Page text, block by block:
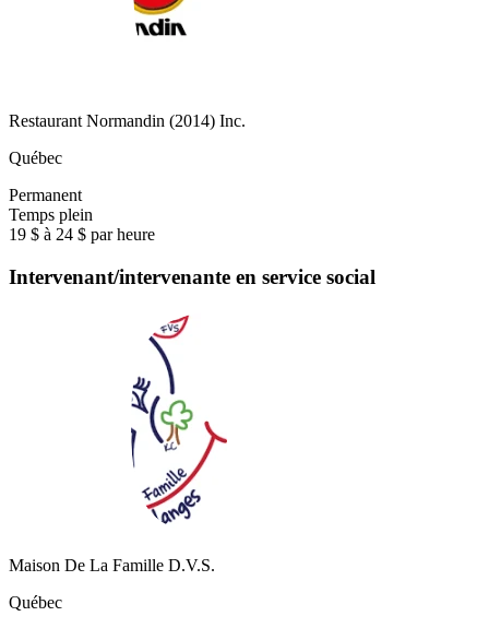
Restaurant Normandin (2014) Inc.
Québec
Permanent
Temps plein
19 $ à 24 $ par heure
Intervenant/intervenante en service social
Maison De La Famille D.V.S.
Québec